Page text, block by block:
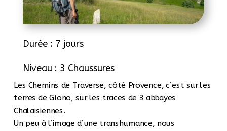
Durée : 7 jours
Niveau : 3 Chaussures
Les Chemins de Traverse, côté Provence, c’est sur les
terres de Giono, sur les traces de 3 abbayes
Chalaisiennes.
Un peu à l’image d’une transhumance, nous